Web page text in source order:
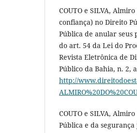
COUTO e SILVA,
confiança) no Direito
Pública de anular seus
do art. 54 da Lei do
Revista Eletrônica de
Público da Bahia, n. 2,
http://
COUTO e SILVA,
Pública e da